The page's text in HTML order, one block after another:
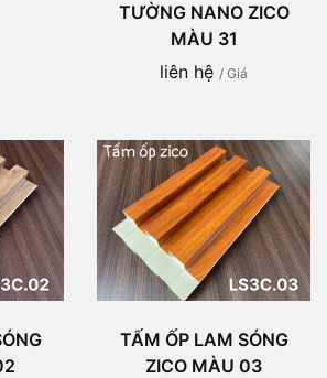
TƯỜNG NANO ZICO
MÀU 31
liên hệ / Giá
TẤM ỐP LAM SÓNG
ZICO MÀU 03